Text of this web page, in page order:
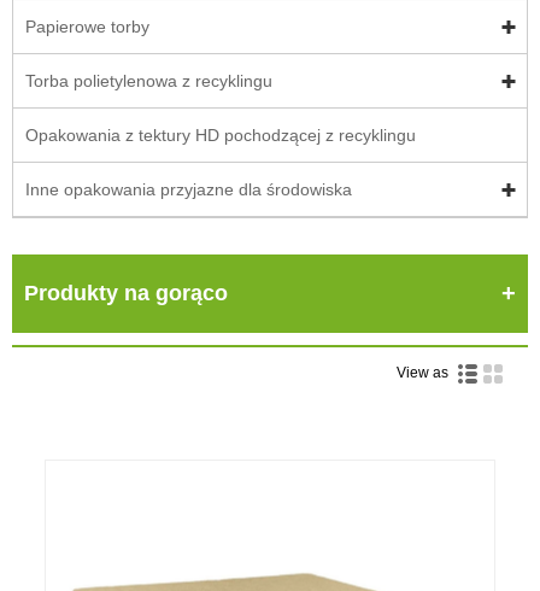
Papierowe torby
Torba polietylenowa z recyklingu
Opakowania z tektury HD pochodzącej z recyklingu
Inne opakowania przyjazne dla środowiska
Produkty na gorąco
View as